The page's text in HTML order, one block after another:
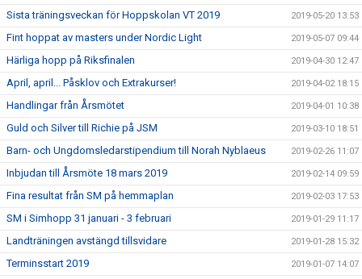
Sista träningsveckan för Hoppskolan VT 2019 2019-05-20 13:53
Fint hoppat av masters under Nordic Light 2019-05-07 09:44
Härliga hopp på Riksfinalen 2019-04-30 12:47
April, april... Påsklov och Extrakurser! 2019-04-02 18:15
Handlingar från Årsmötet 2019-04-01 10:38
Guld och Silver till Richie på JSM 2019-03-10 18:51
Barn- och Ungdomsledarstipendium till Norah Nyblaeus 2019-02-26 11:07
Inbjudan till Årsmöte 18 mars 2019 2019-02-14 09:59
Fina resultat från SM på hemmaplan 2019-02-03 17:53
SM i Simhopp 31 januari - 3 februari 2019-01-29 11:17
Landträningen avstängd tillsvidare 2019-01-28 15:32
Terminsstart 2019 2019-01-07 14:07